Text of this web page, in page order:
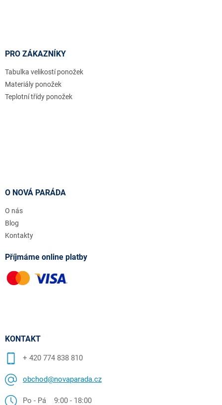
PRO ZÁKAZNÍKY
Tabulka velikostí ponožek
Materiály ponožek
Teplotní třídy ponožek
O NOVÁ PARÁDA
O nás
Blog
Kontakty
Příjmáme online platby
KONTAKT
+ 420 774 838 810
obchod@novaparada.cz
Po - Pá 9:00 - 18:00